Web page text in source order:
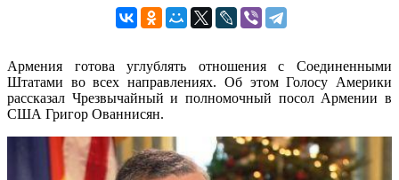
Армения готова углублять отношения с Соединенными
Штатами во всех направлениях. Об этом Голосу Америки
рассказал Чрезвычайный и полномочный посол Армении в
США Григор Ованнисян.